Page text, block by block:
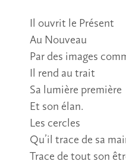
Il ouvrit le Présent
Au Nouveau
Par des images
Il rend au trait
Sa lumière première
Et son élan.
Les cercles
Qu’il trace de sa
Trace de tout son